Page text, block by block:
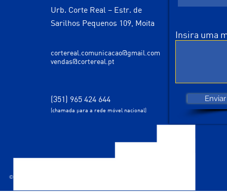
Urb. Corte Real – Estr. de
Sarilhos Pequenos 109, Moita
cortereal.comunicacao@gmail.com
vendas@cortereal.pt
(351) 965 424 644
(chamada para a rede móvel nacional)
© 2035 desenhado por Corte Real Comunicação
Insira uma
Enviar